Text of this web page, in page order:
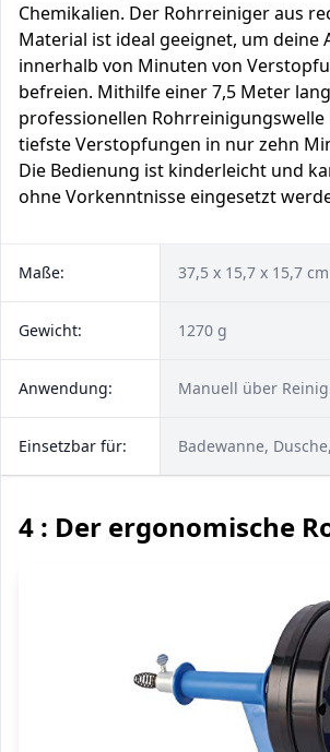
Chemikalien. Der Rohrreiniger aus
Material ist ideal geeignet, um deine
innerhalb von Minuten von
befreien. Mithilfe einer 7,5 Meter
professionellen
tiefste Verstopfungen in nur zehn
Die Bedienung ist kinderleicht und
ohne Vorkenntnisse eingesetzt
Maße: 37,5 x 15,7 x 15,7 cm
Gewicht: 1270 g
Anwendung: Manuell über
Einsetzbar für: Badewanne,
4 : Der ergonomische